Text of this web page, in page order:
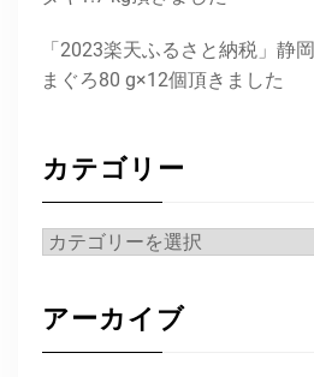
「2023楽天ふるさと納税」静
まぐろ80 g×12個頂きました
カテゴリー
カ
リ
ー
アーカイブ